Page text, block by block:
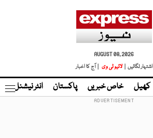
AUGUST 08, 2026
اشتہار لگائیں |
لائیو ٹی وی | آج کا اخبار
کھیل خاص خبریں پاکستان انٹر نیشنل